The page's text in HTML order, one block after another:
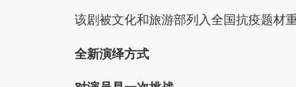
该剧被文化和旅游部列入全国抗疫题材重
全新演绎方式